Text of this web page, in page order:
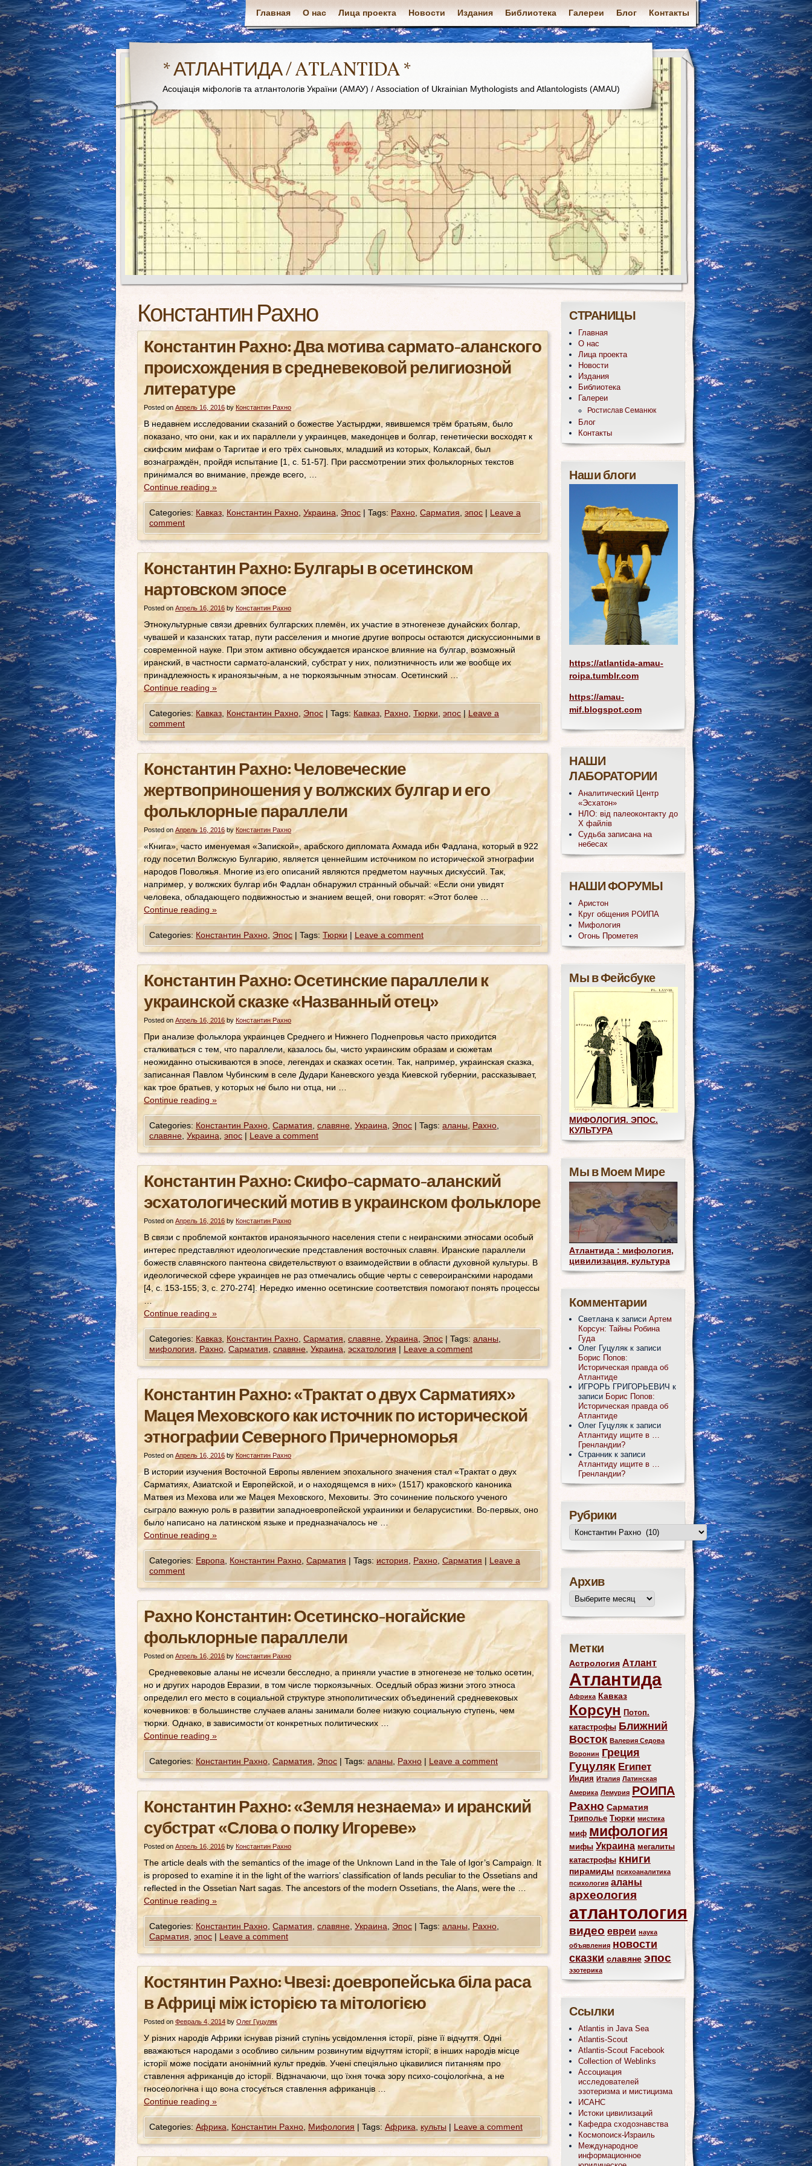
Главная О нас Лица проекта Новости Издания Библиотека Галереи Блог Контакты
* АТЛАНТИДА / ATLANTIDA *
Асоціація міфологів та атлантологів України (АМАУ) / Association of Ukrainian Mythologists and Atlantologists (AMAU)
Константин Рахно
Константин Рахно: Два мотива сармато-аланского
происхождения в средневековой религиозной
литературе
Posted on Апрель 16, 2016 by Константин Рахно
В недавнем исследовании сказаний о божестве Уастырджи, явившемся трём братьям, было
показано, что они, как и их параллели у украинцев, македонцев и болгар, генетически восходят к
скифским мифам о Таргитае и его трёх сыновьях, младший из которых, Колаксай, был
вознаграждён, пройдя испытание [1, с. 51-57]. При рассмотрении этих фольклорных текстов
принимался во внимание, прежде всего, …
Continue reading »
Categories: Кавказ Константин Рахно Украина Эпос | Tags: Рахно Сарматия эпос | Leave a
comment
Константин Рахно: Булгары в осетинском
нартовском эпосе
Posted on Апрель 16, 2016 by Константин Рахно
Этнокультурные связи древних булгарских племён, их участие в этногенезе дунайских болгар,
чувашей и казанских татар, пути расселения и многие другие вопросы остаются дискуссионными в
современной науке. При этом активно обсуждается иранское влияние на булгар, возможный
иранский, в частности сармато-аланский, субстрат у них, полиэтничность или же вообще их
принадлежность к ираноязычным, а не тюркоязычным этносам. Осетинский …
Continue reading »
Categories: Кавказ Константин Рахно Эпос | Tags: Кавказ Рахно Тюрки эпос | Leave a
comment
Константин Рахно: Человеческие
жертвоприношения у волжских булгар и его
фольклорные параллели
Posted on Апрель 16, 2016 by Константин Рахно
«Книга», часто именуемая «Запиской», арабского дипломата Ахмада ибн Фадлана, который в 922
году посетил Волжскую Булгарию, является ценнейшим источником по исторической этнографии
народов Поволжья. Многие из его описаний являются предметом научных дискуссий. Так,
например, у волжских булгар ибн Фадлан обнаружил странный обычай: «Если они увидят
человека, обладающего подвижностью и знанием вещей, они говорят: «Этот более …
Continue reading »
Categories: Константин Рахно Эпос | Tags: Тюрки | Leave a comment
Константин Рахно: Осетинские параллели к
украинской сказке «Названный отец»
Posted on Апрель 16, 2016 by Константин Рахно
При анализе фольклора украинцев Среднего и Нижнего Поднепровья часто приходится
сталкиваться с тем, что параллели, казалось бы, чисто украинским образам и сюжетам
неожиданно отыскиваются в эпосе, легендах и сказках осетин. Так, например, украинская сказка,
записанная Павлом Чубинским в селе Дудари Каневского уезда Киевской губернии, рассказывает,
как трое братьев, у которых не было ни отца, ни …
Continue reading »
Categories: Константин Рахно Сарматия славяне Украина Эпос | Tags: аланы Рахно
славяне Украина эпос | Leave a comment
Константин Рахно: Скифо-сармато-аланский
эсхатологический мотив в украинском фольклоре
Posted on Апрель 16, 2016 by Константин Рахно
В связи с проблемой контактов ираноязычного населения степи с неиранскими этносами особый
интерес представляют идеологические представления восточных славян. Иранские параллели
божеств славянского пантеона свидетельствуют о взаимодействии в области духовной культуры. В
идеологической сфере украинцев не раз отмечались общие черты с североиранскими народами
[4, с. 153-155; 3, с. 270-274]. Нередко именно осетинские соответствия помогают понять процессы
…
Continue reading »
Categories: Кавказ Константин Рахно Сарматия славяне Украина Эпос | Tags: аланы
мифология
Рахно Сарматия славяне Украина эсхатология | Leave a comment
Константин Рахно: «Трактат о двух Сарматиях»
Мацея Меховского как источник по исторической
этнографии Северного Причерноморья
Posted on Апрель 16, 2016 by Константин Рахно
В истории изучения Восточной Европы явлением эпохального значения стал «Трактат о двух
Сарматиях, Азиатской и Европейской, и о находящемся в них» (1517) краковского каноника
Матвея из Мехова или же Мацея Меховского, Меховиты. Это сочинение польского ученого
сыграло важную роль в развитии западноевропейской украиники и беларусистики. Во-первых, оно
было написано на латинском языке и предназначалось не …
Continue reading »
Categories: Европа Константин Рахно Сарматия | Tags: история Рахно Сарматия | Leave a
comment
Рахно Константин: Осетинско-ногайские
фольклорные параллели
Posted on Апрель 16, 2016 by Константин Рахно
Средневековые аланы не исчезли бесследно, а приняли участие в этногенезе не только осетин,
но и других народов Евразии, в том числе тюркоязычных. Оседлый образ жизни этого этноса
определил его место в социальной структуре этнополитических объединений средневековых
кочевников: в большинстве случаев аланы занимали более низкую социальную ступень, чем
тюрки. Однако, в зависимости от конкретных политических …
Continue reading »
Categories: Константин Рахно Сарматия Эпос | Tags: аланы Рахно | Leave a comment
Константин Рахно: «Земля незнаема» и иранский
субстрат «Слова о полку Игореве»
Posted on Апрель 16, 2016 by Константин Рахно
The article deals with the semantics of the image of the Unknown Land in the Tale of Igor’s Campaign. It
is proposed to examine it in the light of the warriors’ classification of lands peculiar to the Ossetians and
reflected in the Ossetian Nart sagas. The ancestors of the modern Ossetians, the Alans, were the …
Continue reading »
Categories: Константин Рахно Сарматия славяне Украина Эпос | Tags: аланы Рахно
Сарматия эпос | Leave a comment
Костянтин Рахно: Чвезі: доевропейська біла раса
в Африці між історією та мітологією
Posted on Февраль 4, 2014 by Олег Гуцуляк
У різних народів Африки існував різний ступінь усвідомлення історії, різне її відчуття. Одні
вважаються народами з особливо сильним розвинутим відчуттям історії; в інших народів місце
історії може посідати анонімний культ предків. Учені спеціяльно цікавилися питанням про
ставлення африканців до історії. Відзначаючи, що їхня точка зору психо-соціологічна, а не
гносеологічна і що вона стосується ставлення африканців …
Continue reading »
Categories: Африка Константин Рахно Мифология | Tags: Африка культы | Leave a comment
СТРАНИЦЫ
Главная
О нас
Лица проекта
Новости
Издания
Библиотека
Галереи
Ростислав Семанюк
Блог
Контакты
Наши блоги
https://atlantida-amau-
roipa.tumblr.com
https://amau-
mif.blogspot.com
НАШИ
ЛАБОРАТОРИИ
Аналитический Центр
«Эсхатон»
НЛО: від палеоконтакту до
Х файлів
Судьба записана на
небесах
НАШИ ФОРУМЫ
Аристон
Круг общения РОИПА
Мифология
Огонь Прометея
Мы в Фейсбуке
МИФОЛОГИЯ. ЭПОС.
КУЛЬТУРА
Мы в Моем Мире
Атлантида : мифология,
цивилизация, культура
Комментарии
Светлана к записи Артем
Корсун: Тайны Робина
Гуда
Олег Гуцуляк к записи
Борис Попов:
Историческая правда об
Атлантиде
ИГРОРЬ ГРИГОРЬЕВИЧ к
записи Борис Попов:
Историческая правда об
Атлантиде
Олег Гуцуляк к записи
Атлантиду ищите в …
Гренландии?
Странник к записи
Атлантиду ищите в …
Гренландии?
Рубрики
Архив
Метки
Астрология Атлант
Атлантида
Африка Кавказ
Корсун Потоп.
катастрофы Ближний
Восток Валерия Седова
Воронин Греция
Гуцуляк Египет
Индия Италия Латинская
Америка Лемурия РОИПА
Рахно Сарматия
Триполье Тюрки мистика
миф мифология
мифы Украина мегалиты
катастрофы книги
пирамиды психоаналитика
психология аланы
археология
атлантология
видео евреи наука
объявления новости
сказки славяне эпос
эзотерика
Ссылки
Atlantis in Java Sea
Atlantis-Scout
Atlantis-Scout Facebook
Collection of Weblinks
Ассоциация
исследователей
эзотеризма и мистицизма
ИСАНС
Истоки цивилизаций
Кафедра сходознавства
Космопоиск-Израиль
Международное
информационное